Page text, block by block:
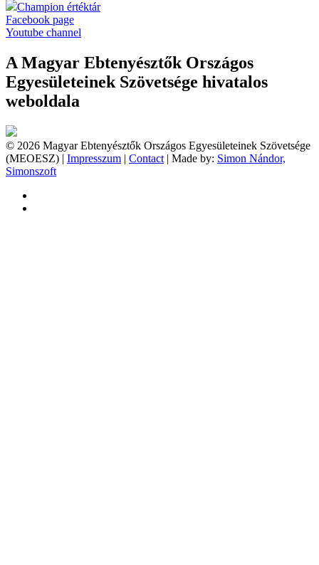
Champion értéktár
Facebook page
Youtube channel
A Magyar Ebtenyésztők Országos
Egyesületeinek Szövetsége hivatalos
weboldala
© 2026 Magyar Ebtenyésztők Országos Egyesületeinek Szövetsége
(MEOESZ) | Impresszum | Contact | Made by: Simon Nándor,
Simonszoft